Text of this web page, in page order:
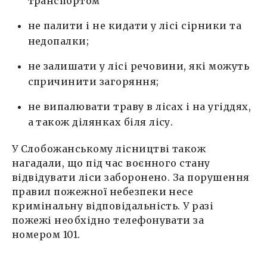
не палити і не кидати у лісі сірники та
недопалки;
не залишати у лісі речовини, які можуть
спричинити загоряння;
не випалювати траву в лісах і на угіддях,
а також ділянках біля лісу.
У Слобожанському лісництві також
нагадали, що під час воєнного стану
відвідувати ліси заборонено. За порушення
правил пожежної небезпеки несе
кримінальну відповідальність. У разі
пожежі необхідно телефонувати за
номером 101.